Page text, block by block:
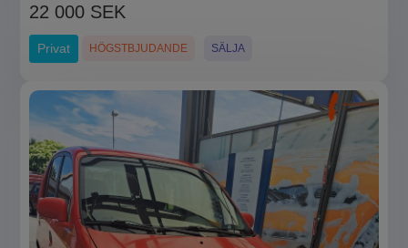
22 000 SEK
Privat HÖGSTBJUDANDE SÄLJA